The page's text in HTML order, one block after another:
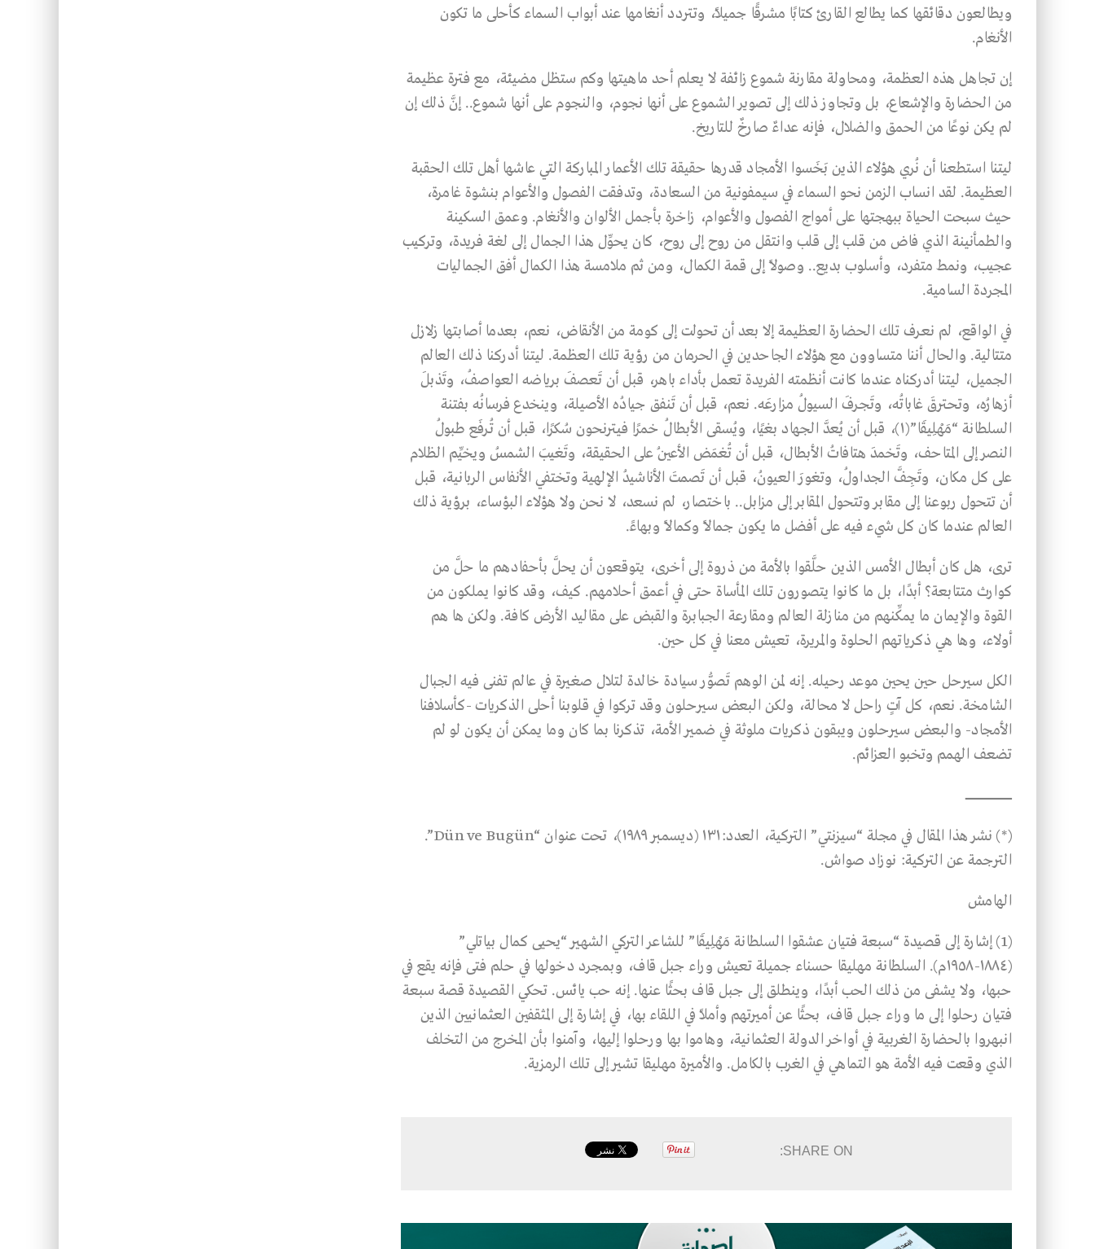
ويطالعون دقائقها كما يطالع القارئ كتابًا مشرقًا جميلاً، وتتردد أنغامها عند أبواب السماء كأحلى ما تكون
الأنغام.
إن تجاهل هذه العظمة، ومحاولة مقارنة شموع زائفة لا يعلم أحد ماهيتها وكم ستظل مضيئة، مع فترة عظيمة
من الحضارة والإشعاع، بل وتجاوز ذلك إلى تصوير الشموع على أنها نجوم، والنجوم على أنها شموع.. إنَّ ذلك إن
لم يكن نوعًا من الحمق والضلال، فإنه عداءٌ صارخٌ للتاريخ.
ليتنا استطعنا أن نُري هؤلاء الذين بَخَسوا الأمجاد قدرها حقيقة تلك الأعمار المباركة التي عاشها أهل تلك الحقبة
العظيمة. لقد انساب الزمن نحو السماء في سيمفونية من السعادة، وتدفقت الفصول والأعوام بنشوة غامرة،
حيث سبحت الحياة ببهجتها على أمواج الفصول والأعوام، زاخرة بأجمل الألوان والأنغام. وعمق السكينة
والطمأنينة الذي فاض من قلب إلى قلب وانتقل من روح إلى روح، كان يحوِّل هذا الجمال إلى لغة فريدة، وتركيب
عجيب، ونمط متفرد، وأسلوب بديع.. وصولاً إلى قمة الكمال، ومن ثم ملامسة هذا الكمال أفق الجماليات
المجردة السامية.
في الواقع، لم نعرف تلك الحضارة العظيمة إلا بعد أن تحولت إلى كومة من الأنقاض، نعم، بعدما أصابتها زلازل
متتالية. والحال أننا متساوون مع هؤلاء الجاحدين في الحرمان من رؤية تلك العظمة. ليتنا أدركنا ذلك العالم
الجميل، ليتنا أدركناه عندما كانت أنظمته الفريدة تعمل بأداء باهر، قبل أن تَعصفَ برياضه العواصفُ، وتَذبلَ
أزهارُه، وتحترقَ غاباتُه، وتَجرفَ السيولُ مزارعَه. نعم، قبل أن تَنفق جيادُه الأصيلة، وينخدع فرسانُه بفتنة
السلطانة “مَهْلِيقَا”(١)، قبل أن يُعدَّ الجهاد بغيًا، ويُسقى الأبطالُ خمرًا فيترنحون سُكرًا، قبل أن تُرفَع طبولُ
النصر إلى المتاحف، وتَخمدَ هتافاتُ الأبطال، قبل أن تُغمَض الأعينُ على الحقيقة، وتَغيبَ الشمسُ ويخيِّم الظلام
على كل مكان، وتَجِفَّ الجداولُ، وتغورَ العيونُ، قبل أن تَصمتَ الأناشيدُ الإلهية وتختفي الأنفاس الربانية، قبل
أن تتحول ربوعنا إلى مقابر وتتحول المقابر إلى مزابل.. باختصار، لم نسعد، لا نحن ولا هؤلاء البؤساء، برؤية ذلك
العالم عندما كان كل شيء فيه على أفضل ما يكون جمالاً وكمالاً وبهاءً.
ترى، هل كان أبطال الأمس الذين حلَّقوا بالأمة من ذروة إلى أخرى، يتوقعون أن يحلَّ بأحفادهم ما حلَّ من
كوارث متتابعة؟ أبدًا، بل ما كانوا يتصورون تلك المأساة حتى في أعمق أحلامهم. كيف، وقد كانوا يملكون من
القوة والإيمان ما يمكِّنهم من منازلة العالم ومقارعة الجبابرة والقبض على مقاليد الأرض كافة. ولكن ها هم
أولاء، وها هي ذكرياتهم الحلوة والمريرة، تعيش معنا في كل حين.
الكل سيرحل حين يحين موعد رحيله. إنه لمن الوهم تَصوُّر سيادة خالدة لتلال صغيرة في عالم تفنى فيه الجبال
الشامخة. نعم، كل آتٍ راحل لا محالة، ولكن البعض سيرحلون وقد تركوا في قلوبنا أحلى الذكريات -كأسلافنا
الأمجاد- والبعض سيرحلون ويبقون ذكريات ملوثة في ضمير الأمة، تذكرنا بما كان وما يمكن أن يكون لو لم
تضعف الهمم وتخبو العزائم.
ـــــــــــــــــــــــــــــــــــــــــــــــــــــــــ
(*) نشر هذا المقال في مجلة “سيزنتي” التركية، العدد:١٣١ (ديسمبر ١٩٨٩)، تحت عنوان “Dün ve Bugün”.
الترجمة عن التركية: نوزاد صواش.
الهامش
(1) إشارة إلى قصيدة “سبعة فتيان عشقوا السلطانة مَهْلِيقَا” للشاعر التركي الشهير “يحيى كمال بياتلي”
(١٨٨٤-١٩٥٨م). السلطانة مهليقا حسناء جميلة تعيش وراء جبل قاف، وبمجرد دخولها في حلم فتى فإنه يقع في
حبها، ولا يشفى من ذلك الحب أبدًا، وينطلق إلى جبل قاف بحثًا عنها. إنه حب يائس. تحكي القصيدة قصة سبعة
فتيان رحلوا إلى ما وراء جبل قاف، بحثًا عن أميرتهم وأملاً في اللقاء بها، في إشارة إلى المثقفين العثمانيين الذين
انبهروا بالحضارة الغربية في أواخر الدولة العثمانية، وهاموا بها ورحلوا إليها، وآمنوا بأن المخرج من التخلف
الذي وقعت فيه الأمة هو التماهي في الغرب بالكامل. والأميرة مهليقا تشير إلى تلك الرمزية.
SHARE ON: